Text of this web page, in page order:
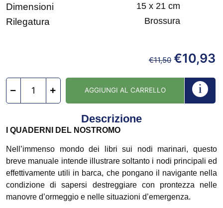
Dimensioni 15 x 21 cm
Rilegatura Brossura
€11,50 €10,93
AGGIUNGI AL CARRELLO
Descrizione
I QUADERNI DEL NOSTROMO
Nell’immenso mondo dei libri sui nodi marinari, questo
breve manuale intende illustrare soltanto i nodi principali ed
effettivamente utili in barca, che pongano il navigante nella
condizione di sapersi destreggiare con prontezza nelle
manovre d’ormeggio e nelle situazioni d’emergenza.